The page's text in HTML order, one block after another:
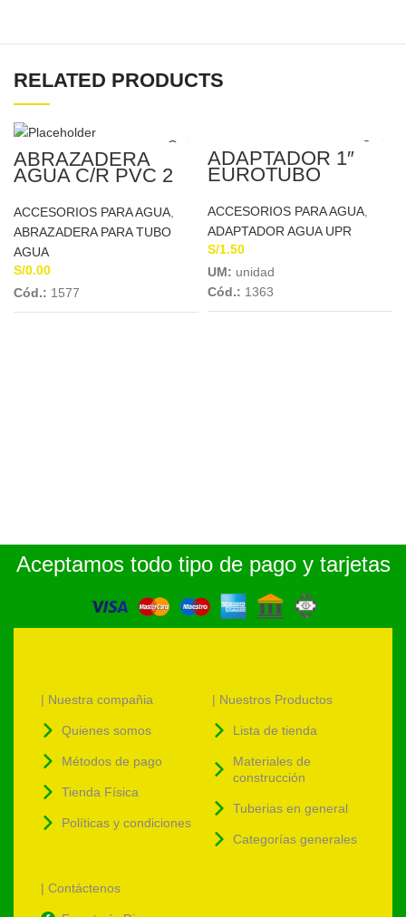
RELATED PRODUCTS
ABRAZADERA
AGUA C/R PVC 2
ACCESORIOS PARA AGUA,
ABRAZADERA PARA TUBO
AGUA
S/0.00
Cód.: 1577
ADAPTADOR 1″
EUROTUBO
ACCESORIOS PARA AGUA
ADAPTADOR AGUA UPR
S/1.50
UM: unidad
Cód.: 1363
Aceptamos todo tipo de pago y tarjetas
| Nuestra compañia
Quienes somos
Métodos de pago
Tienda Física
Políticas y condiciones
| Nuestros Productos
Lista de tienda
Materiales de
construcción
Tuberias en general
Categorías generales
| Contáctenos